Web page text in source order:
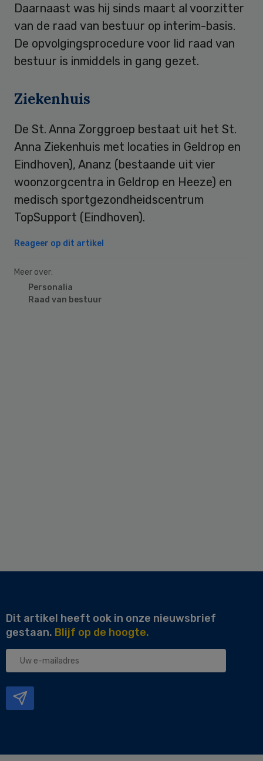
Daarnaast was hij sinds maart al voorzitter
van de raad van bestuur op interim-basis.
De opvolgingsprocedure voor lid raad van
bestuur is inmiddels in gang gezet.
Ziekenhuis
De St. Anna Zorggroep bestaat uit het St.
Anna Ziekenhuis met locaties in Geldrop en
Eindhoven), Ananz (bestaande uit vier
woonzorgcentra in Geldrop en Heeze) en
medisch sportgezondheidscentrum
TopSupport (Eindhoven).
Reageer op dit artikel
Meer over:
Personalia
Raad van bestuur
Dit artikel heeft ook in onze nieuwsbrief
gestaan. Blijf op de hoogte.
Uw